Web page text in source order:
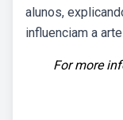
alunos,
influenciam a
For more